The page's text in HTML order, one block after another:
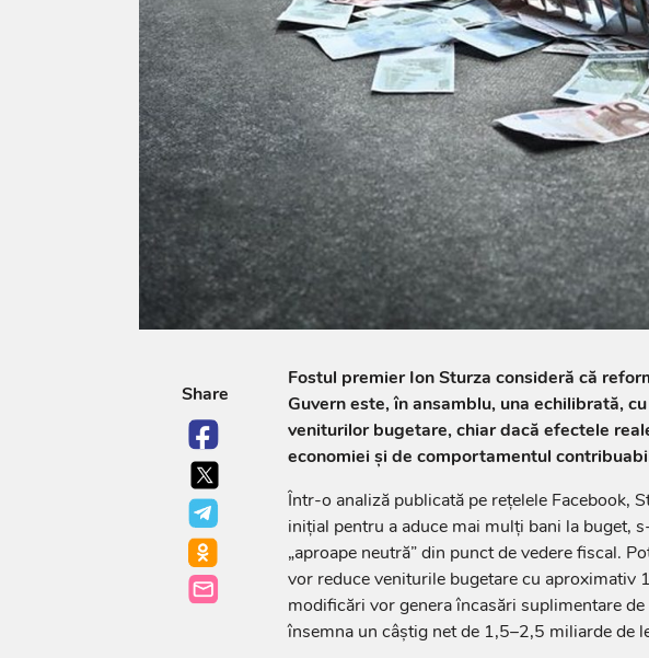
Share
Fostul premier Ion Sturza consideră că
Guvern este, în ansamblu, una echilibrată,
veniturilor bugetare, chiar dacă efectele
economiei și de comportamentul
Într-o analiză publicată pe rețelele Facebook,
inițial pentru a aduce mai mulți bani la buget,
„aproape neutră” din punct de vedere fiscal.
vor reduce veniturile bugetare cu aproximativ
modificări vor genera încasări suplimentare
însemna un câștig net de 1,5–2,5 miliarde de